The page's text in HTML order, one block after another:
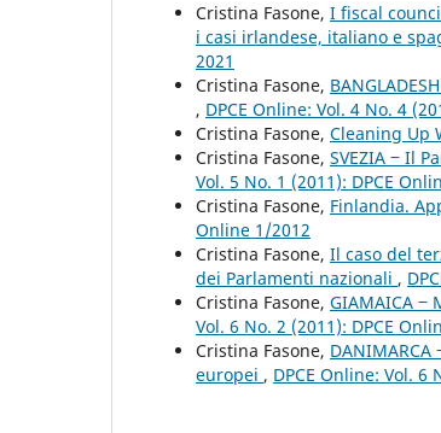
Cristina Fasone, I fiscal
i casi irlandese, italiano e
2021
Cristina Fasone,
, DPCE Online: Vol. 4 No. 4
Cristina Fasone, Cleaning Up
Cristina Fasone, SVEZIA ‒ Il
Vol. 5 No. 1 (2011): DPCE
Cristina Fasone, Finlandia.
Online 1/2012
Cristina Fasone, Il caso del
dei Parlamenti nazionali ,
Cristina Fasone, GIAMAICA ‒
Vol. 6 No. 2 (2011): DPCE
Cristina Fasone,
europei , DPCE Online: Vol. 6